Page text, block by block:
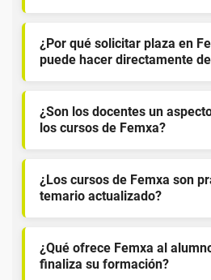
¿Por qué solicitar plaza en
puede hacer directamente
¿Son los docentes un
los cursos de Femxa?
¿Los cursos de Femxa son
temario actualizado?
¿Qué ofrece Femxa al
finaliza su formación?